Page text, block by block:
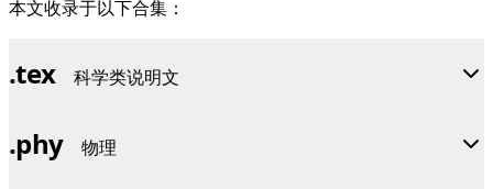
本文收录于以下合集：
.tex 科学类说明文
.phy 物理